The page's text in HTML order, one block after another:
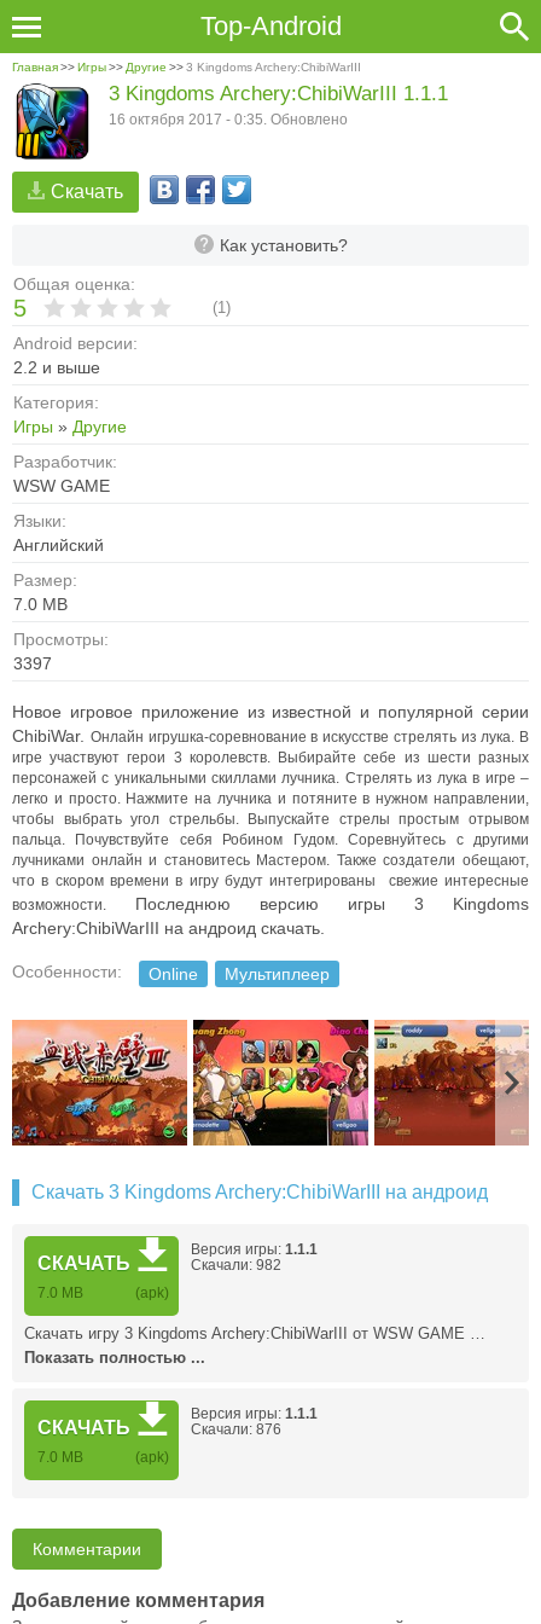
Top-Android
Главная>>Игры>> Другие >>3 Kingdoms Archery:ChibiWarIII
Скачать
Как установить?
Общая оценка:
5 (1)
Android версии:
2.2 и выше
Категория:
Игры » Другие
Разработчик:
WSW GAME
Языки:
Английский
Размер:
7.0 MB
Просмотры:
3397
3 Kingdoms Archery:ChibiWarIII 1.1.1
16 октября 2017 - 0:35. Обновлено
Новое игровое приложение из известной и популярной серии
ChibiWar. Онлайн игрушка-соревнование в искусстве стрелять из лука. В
игре участвуют герои 3 королевств. Выбирайте себе из шести разных
персонажей с уникальными скиллами лучника. Стрелять из лука в игре –
легко и просто. Нажмите на лучника и потяните в нужном направлении,
чтобы выбрать угол стрельбы. Выпускайте стрелы простым отрывом
пальца. Почувствуйте себя Робином Гудом. Соревнуйтесь с другими
лучниками онлайн и становитесь Мастером. Также создатели обещают,
что в скором времени в игру будут интегрированы свежие интересные
возможности. Последнюю версию игры 3 Kingdoms
Archery:ChibiWarIII на андроид скачать.
Особенности: Online Мультиплеер
Скачать 3 Kingdoms Archery:ChibiWarIII на андроид
СКАЧАТЬ
7.0 MB (apk)
Версия игры: 1.1.1
Скачали: 982
Скачать игру 3 Kingdoms Archery:ChibiWarIII от WSW GAME …
Показать полностью ...
СКАЧАТЬ
7.0 MB (apk)
Версия игры: 1.1.1
Скачали: 876
Комментарии
Добавление комментария